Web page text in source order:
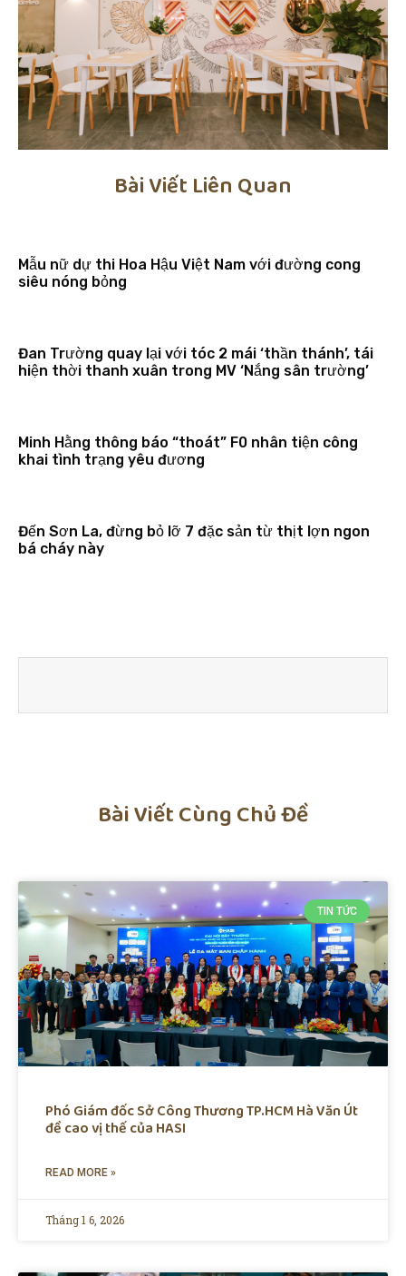
Bài Viết Liên Quan
Mẫu nữ dự thi Hoa Hậu Việt Nam với đường cong
siêu nóng bỏng
Đan Trường quay lại với tóc 2 mái ‘thần thánh’, tái
hiện thời thanh xuân trong MV ‘Nắng sân trường’
Minh Hằng thông báo “thoát” F0 nhân tiện công
khai tình trạng yêu đương
Đến Sơn La, đừng bỏ lỡ 7 đặc sản từ thịt lợn ngon
bá cháy này
Bài Viết Cùng Chủ Đề
TIN TỨC
Phó Giám đốc Sở Công Thương TP.HCM Hà Văn Út
đề cao vị thế của HASI
READ MORE »
Tháng 1 6, 2026